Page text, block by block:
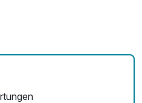
pro Stück / Tag